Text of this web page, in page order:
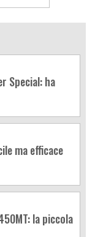
Special: ha
ma efficace
la piccola